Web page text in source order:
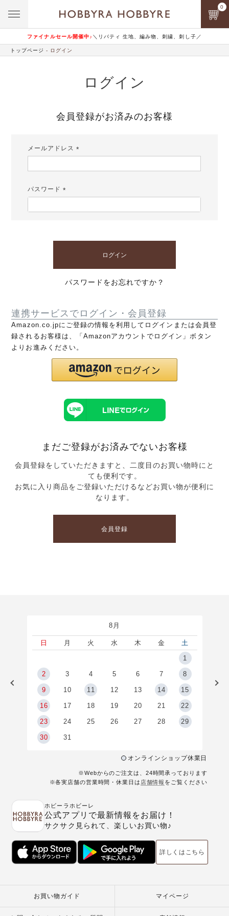
ファイナルセール開催中♪ ＼リバティ 生地、編み物、刺繍、刺し子／
0
トップページ ログイン
ログイン
会員登録がお済みのお客様
メールアドレス
パスワード
ログイン
パスワードをお忘れですか？
連携サービスでログイン・会員登録
Amazon.co.jpにご登録の情報を利用してログインまたは会員登
録されるお客様は、「Amazonアカウントでログイン」ボタン
よりお進みください。
まだご登録がお済みでないお客様
会員登録をしていただきますと、二度目のお買い物時にと
ても便利です。
お気に入り商品をご登録いただけるなどお買い物が便利に
なります。
会員登録
8月
日 月 火 水 木 金
土
1
2 3 4 5 6 7 8
9 10 11 12 13 14 15
16 17 18 19 20 21 22
23 24 25 26 27 28 29
30 31
オンラインショップ休業日
※Webからのご注文は、24時間承っております
※各実店舗の営業時間・休業日は 店舗情報 をご覧ください
ホビーラホビーレ
公式アプリで最新情報をお届け！
サクサク見られて、楽しいお買い物♪
詳しくはこちら
お買い物ガイド マイページ